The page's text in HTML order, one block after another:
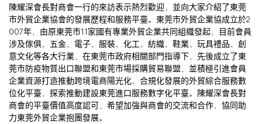
陳耀深會長對商會一行的來訪表示熱烈歡迎，並向大家介紹了東莞
市外貿企業協會的發展歷程和服務平臺。東莞市外貿企業協成立於2
007年，由原東莞市11家國有專業外貿企業共同組織發起，目前會員
涉及傢俱、五金、電子、服裝、化工、紡織、鞋業、玩具禮品、創
意文化等各大行業，在東莞市政府相關部門指導下，先後成立了東
莞市防疫物質出口聯盟和東莞市場採購貿易聯盟，並積極引進會員
企業資源打造推動跨境電商陽光化、合規化發展的外貿綜合服務數
位化平臺，探索推動建設東莞進口服務數字化平臺。陳耀深會長對
商會的平臺價值高度認可，希望加強與商會的交流和合作，協同助
力東莞外貿企業抱團發展。